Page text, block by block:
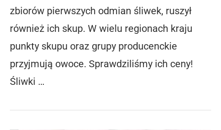
zbiorów pierwszych odmian śliwek, ruszył
również ich skup. W wielu regionach kraju
punkty skupu oraz grupy producenckie
przyjmują owoce. Sprawdziliśmy ich ceny!
Śliwki …